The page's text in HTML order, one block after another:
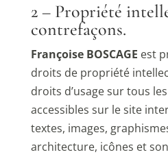
2 – Propriété
contrefaçons.
Françoise BOSCAGE est
droits de propriété
droits d’usage sur tous
accessibles sur le site
textes, images,
architecture, icônes et